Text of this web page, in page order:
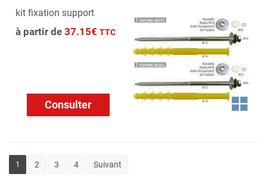
kit fixation support
à partir de 37.15€ TTC
Consulter
1 2 3 4 Suivant